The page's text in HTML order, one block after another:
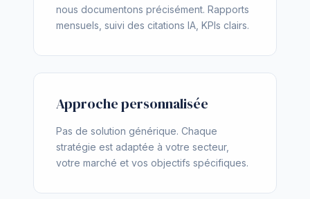
nous documentons précisément. Rapports
mensuels, suivi des citations IA, KPIs clairs.
Approche personnalisée
Pas de solution générique. Chaque
stratégie est adaptée à votre secteur,
votre marché et vos objectifs spécifiques.